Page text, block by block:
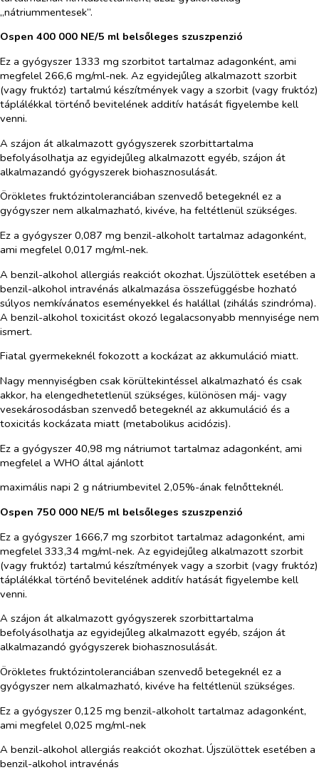
„nátriummentesek”.
Ospen 400 000 NE/5 ml belsőleges szuszpenzió
Ez a gyógyszer 1333 mg szorbitot tartalmaz adagonként, ami
megfelel 266,6 mg/ml-nek. Az egyidejűleg alkalmazott szorbit
(vagy fruktóz) tartalmú készítmények vagy a szorbit (vagy fruktóz)
táplálékkal történő bevitelének additív hatását figyelembe kell
venni.
A szájon át alkalmazott gyógyszerek szorbittartalma
befolyásolhatja az egyidejűleg alkalmazott egyéb, szájon át
alkalmazandó gyógyszerek biohasznosulását.
Örökletes fruktózintoleranciában szenvedő betegeknél ez a
gyógyszer nem alkalmazható, kivéve, ha feltétlenül szükséges.
Ez a gyógyszer 0,087 mg benzil-alkoholt tartalmaz adagonként,
ami megfelel 0,017 mg/ml-nek.
A benzil-alkohol allergiás reakciót okozhat. Újszülöttek esetében a
benzil-alkohol intravénás alkalmazása összefüggésbe hozható
súlyos nemkívánatos eseményekkel és halállal (zihálás szindróma).
A benzil-alkohol toxicitást okozó legalacsonyabb mennyisége nem
ismert.
Fiatal gyermekeknél fokozott a kockázat az akkumuláció miatt.
Nagy mennyiségben csak körültekintéssel alkalmazható és csak
akkor, ha elengedhetetlenül szükséges, különösen máj- vagy
vesekárosodásban szenvedő betegeknél az akkumuláció és a
toxicitás kockázata miatt (metabolikus acidózis).
Ez a gyógyszer 40,98 mg nátriumot tartalmaz adagonként, ami
megfelel a WHO által ajánlott
maximális napi 2 g nátriumbevitel 2,05%-ának felnőtteknél.
Ospen 750 000 NE/5 ml belsőleges szuszpenzió
Ez a gyógyszer 1666,7 mg szorbitot tartalmaz adagonként, ami
megfelel 333,34 mg/ml-nek. Az egyidejűleg alkalmazott szorbit
(vagy fruktóz) tartalmú készítmények vagy a szorbit (vagy fruktóz)
táplálékkal történő bevitelének additív hatását figyelembe kell
venni.
A szájon át alkalmazott gyógyszerek szorbittartalma
befolyásolhatja az egyidejűleg alkalmazott egyéb, szájon át
alkalmazandó gyógyszerek biohasznosulását.
Örökletes fruktózintoleranciában szenvedő betegeknél ez a
gyógyszer nem alkalmazható, kivéve ha feltétlenül szükséges.
Ez a gyógyszer 0,125 mg benzil-alkoholt tartalmaz adagonként,
ami megfelel 0,025 mg/ml-nek
A benzil-alkohol allergiás reakciót okozhat. Újszülöttek esetében a
benzil-alkohol intravénás